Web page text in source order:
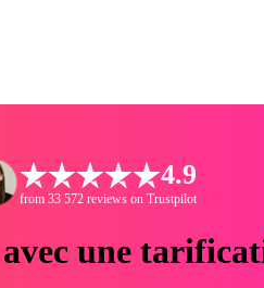
4.9
from 33 572 reviews on Trustpilot
une